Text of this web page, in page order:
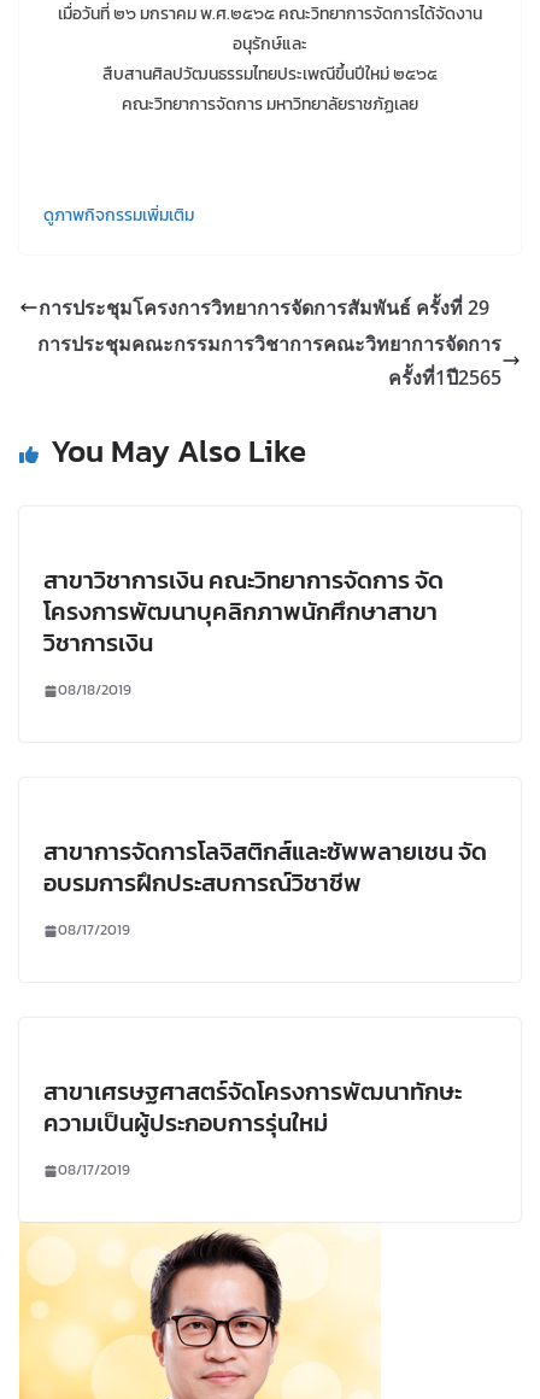
เมื่อวันที่ ๒๖ มกราคม พ.ศ.๒๕๖๕ คณะวิทยาการจัดการได้จัดงาน
อนุรักษ์และ
สืบสานศิลปวัฒนธรรมไทยประเพณีขึ้นปีใหม่ ๒๕๖๕
คณะวิทยาการจัดการ มหาวิทยาลัยราชภัฏเลย
ดูภาพกิจกรรมเพิ่มเติม
การประชุมโครงการวิทยาการจัดการสัมพันธ์ ครั้งที่ 29
การประชุมคณะกรรมการวิชาการคณะวิทยาการจัดการ
ครั้งที่1ปี2565
You May Also Like
สาขาวิชาการเงิน คณะวิทยาการจัดการ จัด
โครงการพัฒนาบุคลิกภาพนักศึกษาสาขา
วิชาการเงิน
08/18/2019
สาขาการจัดการโลจิสติกส์และซัพพลายเชน จัด
อบรมการฝึกประสบการณ์วิชาชีพ
08/17/2019
สาขาเศรษฐศาสตร์จัดโครงการพัฒนาทักษะ
ความเป็นผู้ประกอบการรุ่นใหม่
08/17/2019